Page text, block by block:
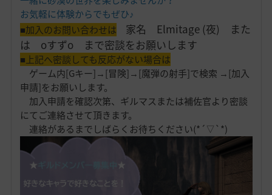
お気軽に体験からでもぜひ♪
■加入のお問い合わせは
家名 Elmitage (夜) また
は oすずo まで密談をお願いします
■上記へ密談しても反応がない場合は
ゲーム内[Gキー]→[冒険]→[魔弾の射手]で検索 →[加入
申請]をお願いします。
加入申請を確認次第、ギルマスまたは補佐官より密談
にてご連絡させて頂きます。
連絡があるまでしばらくお待ちください(*´▽`*)